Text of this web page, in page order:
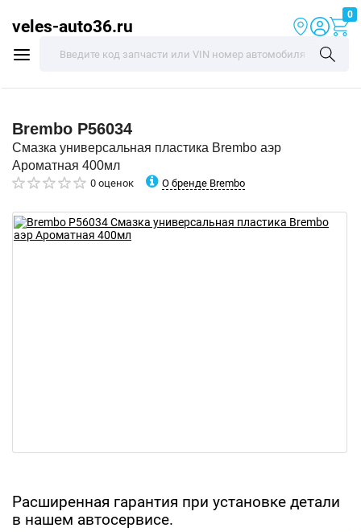
veles-auto36.ru
0
Brembo P56034
Смазка универсальная пластика Brembo аэр
Ароматная 400мл
0 оценок О бренде Brembo
Расширенная гарантия при установке детали
в нашем автосервисе.